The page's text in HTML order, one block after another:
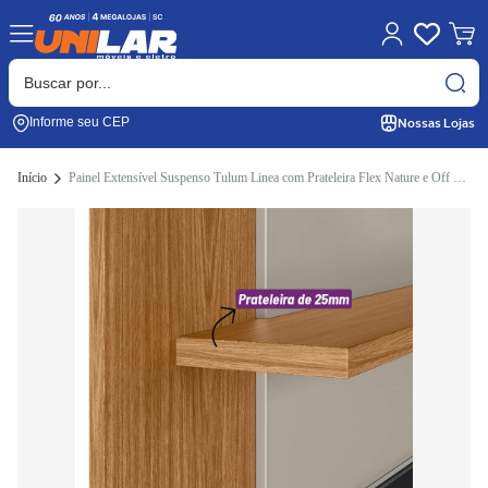
Informe seu CEP Nossas Lojas
Início Painel Extensível Suspenso Tulum Linea com Prateleira Flex Nature e Off White